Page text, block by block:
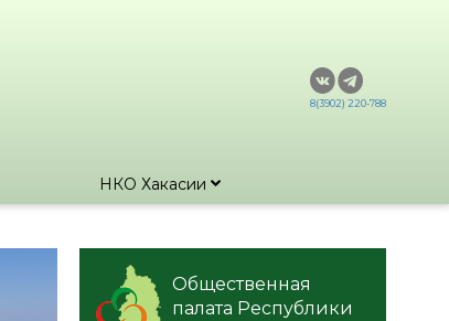
8(3902) 220-788
НКО Хакасии
Общественная
палата Республики